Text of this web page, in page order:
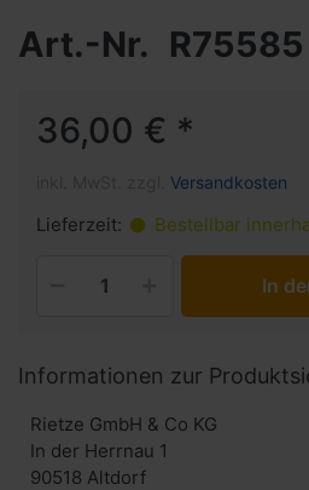
Art.-Nr. R75585
36,00 € *
Versandkosten
Lieferzeit: Bestellbar
In
Informationen zur
Rietze GmbH & Co KG
In der Herrnau 1
90518 Altdorf